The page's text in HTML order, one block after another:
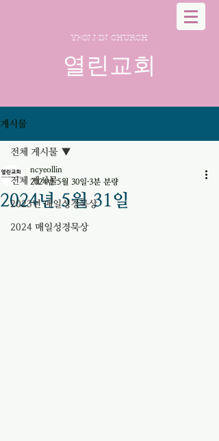
YEOLLIN CHURCH
열린교회
게시물
전체 게시물
2023년 매일성경묵상
2024 매일성경묵상
전체 게시물
2024년 5월 31일
ncyeollin
2024년 5월 30일 3분 분량